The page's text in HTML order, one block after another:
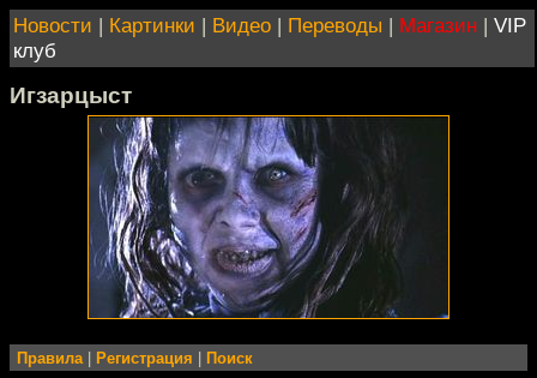
Новости | Картинки | Видео | Переводы | Магазин | VIP
клуб
Игзарцыст
Правила Регистрация Поиск